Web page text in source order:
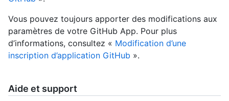
Vous pouvez toujours apporter des modifications aux
paramètres de votre GitHub App. Pour plus
d’informations, consultez « Modification d’une
inscription d’application GitHub ».
Aide et support